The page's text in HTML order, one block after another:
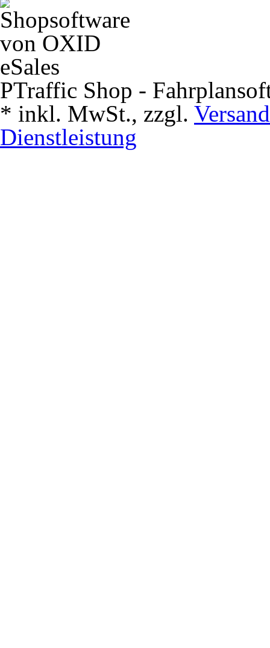
PTraffic Shop -
* inkl. MwSt., zzgl.
Dienstleistung